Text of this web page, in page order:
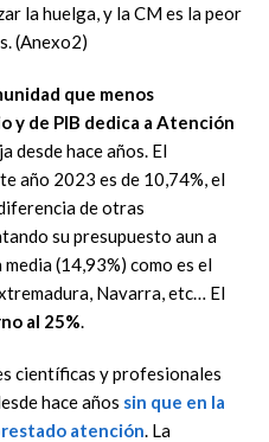
la huelga, y la CM es la peor
(Anexo2)
que menos
y de PIB dedica a Atención
desde hace años. El
año 2023 es de 10,74%, el
de otras
su presupuesto aun a
(14,93%) como es el
Navarra, etc… El
al 25%.
científicas y profesionales
hace años sin que en la
atención. La